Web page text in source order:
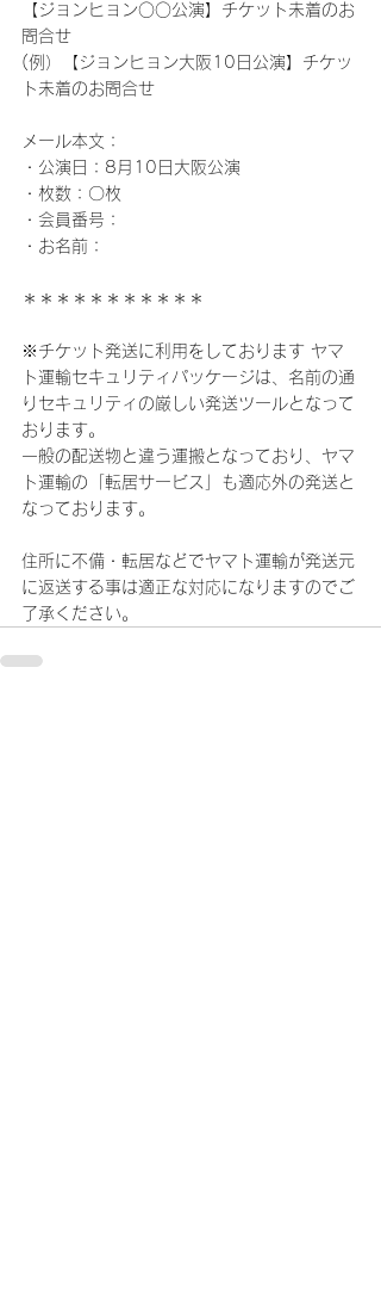
【ジョンヒョン○○公演】チケット未着のお
問合せ
(例）【ジョンヒョン大阪10日公演】チケッ
ト未着のお問合せ
メール本文：
・公演日：8月10日大阪公演
・枚数：〇枚
・会員番号：
・お名前：
＊＊＊＊＊＊＊＊＊＊＊
※チケット発送に利用をしております ヤマ
ト運輸セキュリティパッケージは、名前の通
りセキュリティの厳しい発送ツールとなって
おります。
一般の配送物と違う運搬となっており、ヤマ
ト運輸の「転居サービス」も適応外の発送と
なっております。
住所に不備・転居などでヤマト運輸が発送元
に返送する事は適正な対応になりますのでご
了承ください。